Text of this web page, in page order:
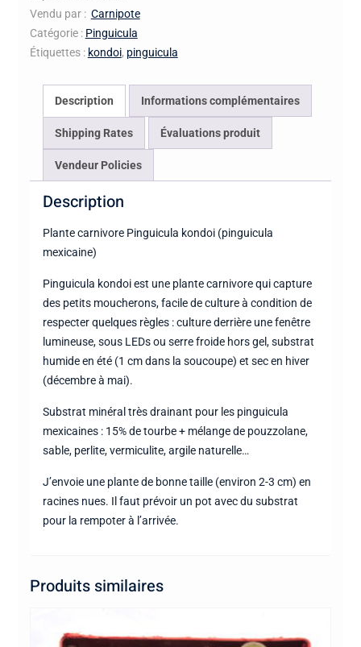
Vendu par : Carnipote
Catégorie : Pinguicula
Étiquettes : kondoi, pinguicula
Description Informations complémentaires
Shipping Rates Évaluations produit
Vendeur Policies
Description
Plante carnivore Pinguicula kondoi (pinguicula
mexicaine)
Pinguicula kondoi est une plante carnivore qui capture
des petits moucherons, facile de culture à condition de
respecter quelques règles : culture derrière une fenêtre
lumineuse, sous LEDs ou serre froide hors gel, substrat
humide en été (1 cm dans la soucoupe) et sec en hiver
(décembre à mai).
Substrat minéral très drainant pour les pinguicula
mexicaines : 15% de tourbe + mélange de pouzzolane,
sable, perlite, vermiculite, argile naturelle…
J’envoie une plante de bonne taille (environ 2-3 cm) en
racines nues. Il faut prévoir un pot avec du substrat
pour la rempoter à l’arrivée.
Produits similaires